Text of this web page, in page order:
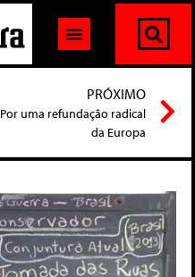
PRÓXIMO
Por uma refundação radical
da Europa